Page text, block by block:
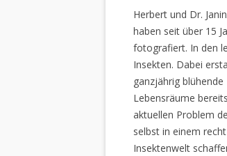
Herbert und Dr.
haben seit über 15
fotografiert. In den
Insekten. Dabei
ganzjährig
Lebensräume
aktuellen Problem
selbst in einem
Insektenwelt